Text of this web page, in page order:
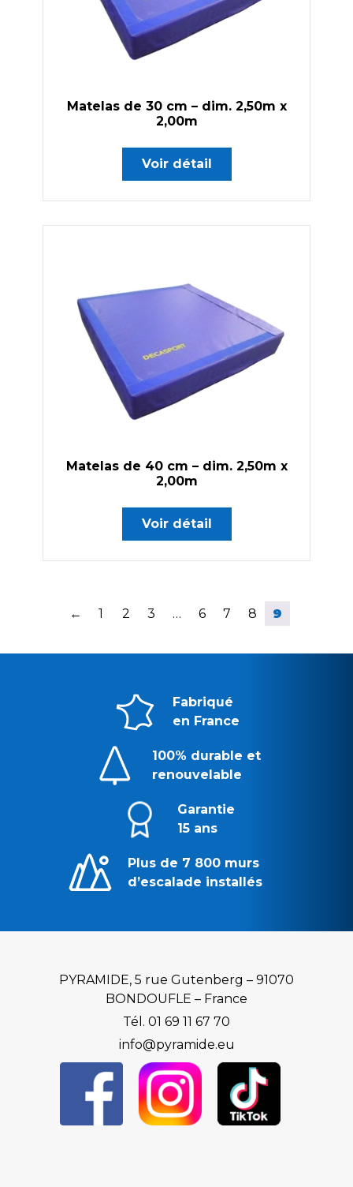
Matelas de 30 cm – dim. 2,50m x
2,00m
Voir détail
Matelas de 40 cm – dim. 2,50m x
2,00m
Voir détail
← 1 2 3 … 6 7 8 9
Fabriqué
en France
100% durable et
renouvelable
Garantie
15 ans
Plus de 7 800 murs
d’escalade installés
PYRAMIDE, 5 rue Gutenberg – 91070
BONDOUFLE – France
Tél. 01 69 11 67 70
info@pyramide.eu